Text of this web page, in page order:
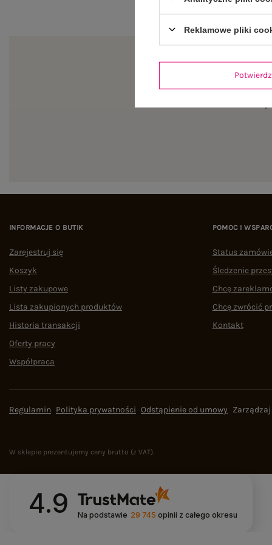
INFORMACJE O BUTIK
Zarejestruj się
Koszyk
Listy zakupowe
Lista zakupionych produktów
Historia transakcji
Oferty pracy
Współpraca
POMOC I
Status
Śledzenie
Chcę
Chcę zwrócić
Kontakt
Regulamin Polityka prywatności Odstąpienie od umowy
W sklepie prezentujemy ceny brutto (z VAT).
4.9 Na podstawie 29 745 opinii z całego okresu
Reklamowe pliki